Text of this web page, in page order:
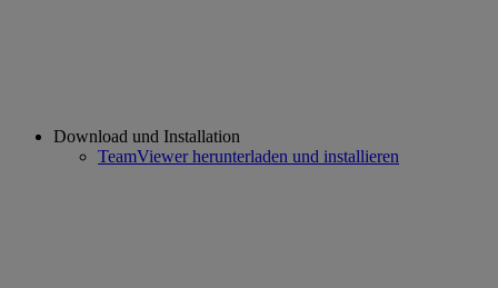
Download und Installation
TeamViewer herunterladen und installieren